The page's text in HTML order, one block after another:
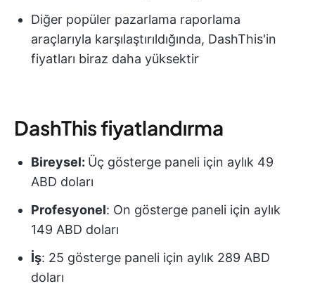
Diğer popüler pazarlama raporlama
araçlarıyla karşılaştırıldığında, DashThis'in
fiyatları biraz daha yüksektir
DashThis fiyatlandırma
Bireysel: Üç gösterge paneli için aylık 49
ABD doları
Profesyonel: On gösterge paneli için aylık
149 ABD doları
İş: 25 gösterge paneli için aylık 289 ABD
doları